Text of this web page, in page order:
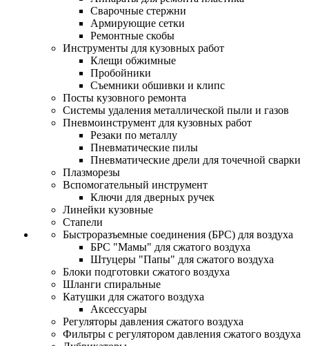
Сварочные стержни
Армирующие сетки
Ремонтные скобы
Инструменты для кузовных работ
Клещи обжимные
Пробойники
Съемники обшивки и клипс
Посты кузовного ремонта
Системы удаления металлической пыли и газов
Пневмоинструмент для кузовных работ
Резаки по металлу
Пневматические пилы
Пневматические дрели для точечной сварки
Плазморезы
Вспомогательный инструмент
Ключи для дверных ручек
Линейки кузовные
Стапели
Быстроразъемные соединения (БРС) для воздуха
БРС "Мамы" для сжатого воздуха
Штуцеры "Папы" для сжатого воздуха
Блоки подготовки сжатого воздуха
Шланги спиральные
Катушки для сжатого воздуха
Аксессуары
Регуляторы давления сжатого воздуха
Фильтры с регулятором давления сжатого воздуха